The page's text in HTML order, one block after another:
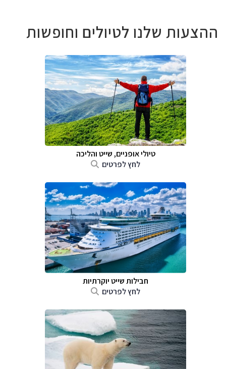
ההצעות שלנו לטיולים וחופשות
טיולי אופניים, שייט והליכה
לחץ לפרטים
חבילות שייט יוקרתיות
לחץ לפרטים